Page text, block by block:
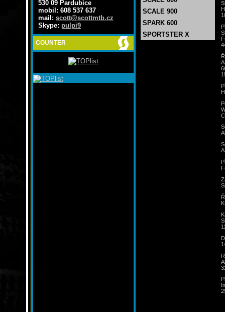
530 09 Pardubice
mobil: 608 537 637
mail: scott@scottmtb.cz
Skype: pulpi9
COUNTER
SCALE 900
SPARK 600
SPORTSTER X